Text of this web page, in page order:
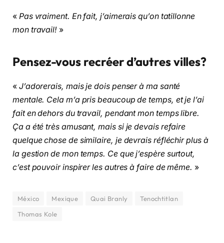
« Pas vraiment. En fait, j’aimerais qu’on tatillonne
mon travail! »
Pensez-vous recréer d’autres villes?
« J’adorerais, mais je dois penser à ma santé
mentale. Cela m’a pris beaucoup de temps, et je l’ai
fait en dehors du travail, pendant mon temps libre.
Ça a été très amusant, mais si je devais refaire
quelque chose de similaire, je devrais réfléchir plus à
la gestion de mon temps. Ce que j’espère surtout,
c’est pouvoir inspirer les autres à faire de même. »
México Mexique Quai Branly
Tenochtitlan
Thomas Kole